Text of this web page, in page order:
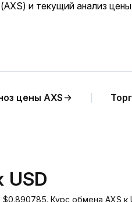
и текущий анализ цены
цены AXS
USD
Курс обмена AXS